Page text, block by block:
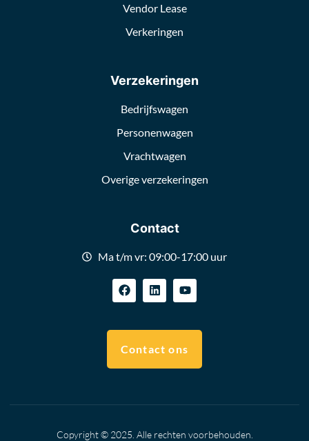
Vendor Lease
Verkeringen
Verzekeringen
Bedrijfswagen
Personenwagen
Vrachtwagen
Overige verzekeringen
Contact
Ma t/m vr: 09:00-17:00 uur
Contact ons
Copyright © 2025. Alle rechten voorbehouden.